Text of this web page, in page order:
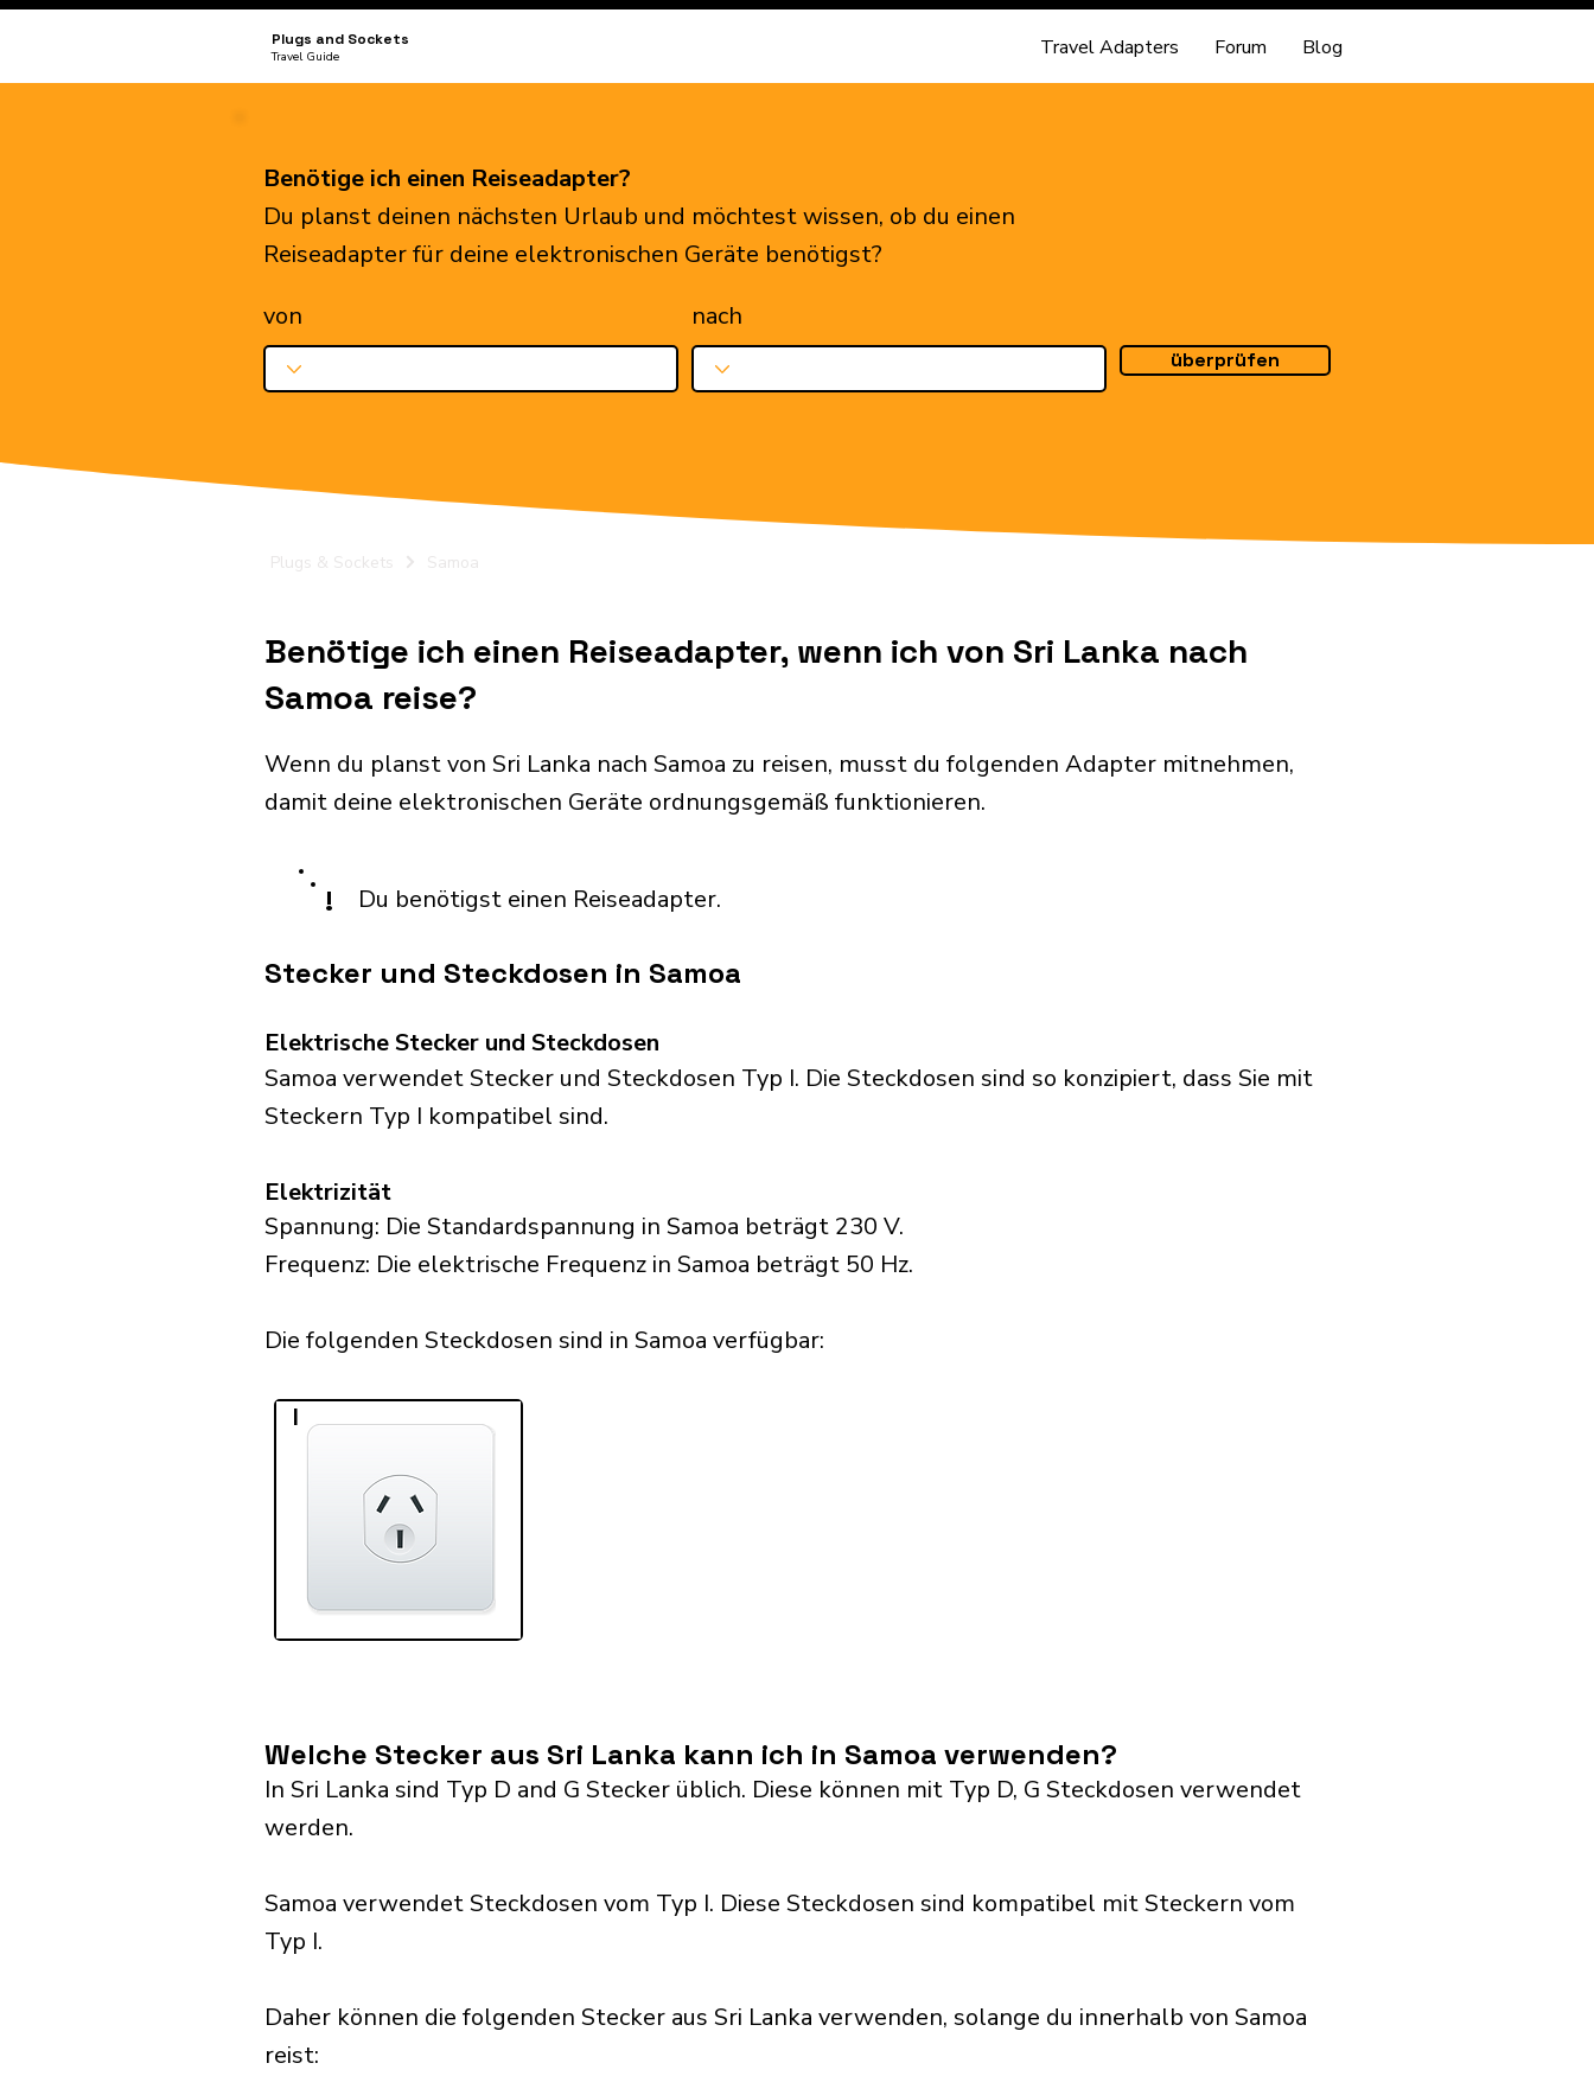
Plugs and Sockets
Travel Guide Travel Adapters Forum Blog
Benötige ich einen Reiseadapter?
Du planst deinen nächsten Urlaub und möchtest wissen, ob du einen
Reiseadapter für deine elektronischen Geräte benötigst?
von
nach
überprüfen
Plugs & Sockets Samoa
Benötige ich einen Reiseadapter, wenn ich von Sri Lanka nach
Samoa reise?
Wenn du planst von Sri Lanka nach Samoa zu reisen, musst du folgenden Adapter mitnehmen,
damit deine elektronischen Geräte ordnungsgemäß funktionieren.
! Du benötigst einen Reiseadapter.
Stecker und Steckdosen in Samoa
Elektrische Stecker und Steckdosen
Samoa verwendet Stecker und Steckdosen Typ I. Die Steckdosen sind so konzipiert, dass Sie mit
Steckern Typ I kompatibel sind.
Elektrizität
Spannung: Die Standardspannung in Samoa beträgt 230 V.
Frequenz: Die elektrische Frequenz in Samoa beträgt 50 Hz.
Die folgenden Steckdosen sind in Samoa verfügbar:​
I
Welche Stecker aus Sri Lanka kann ich in Samoa verwenden?
In Sri Lanka sind Typ D and G Stecker üblich. Diese können mit Typ D, G Steckdosen verwendet
werden.
Samoa verwendet Steckdosen vom Typ I. Diese Steckdosen sind kompatibel mit Steckern vom
Typ I.
Daher können die folgenden Stecker aus Sri Lanka verwenden, solange du innerhalb von Samoa
reist:​